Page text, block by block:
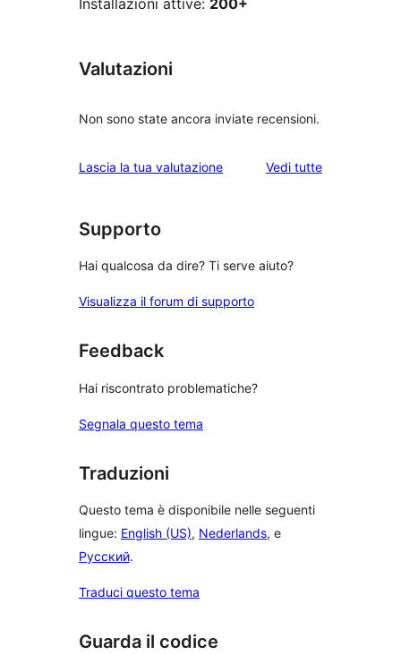
Installazioni attive: 200+
Valutazioni
Non sono state ancora inviate recensioni.
Lascia la tua valutazione Vedi tuttele
Supporto
Hai qualcosa da dire? Ti serve aiuto?
Visualizza il forum di supporto
Feedback
Hai riscontrato problematiche?
Segnala questo tema
Traduzioni
Questo tema è disponibile nelle seguenti
lingue: English (US), Nederlands, e
Русский.
Traduci questo tema
Guarda il codice